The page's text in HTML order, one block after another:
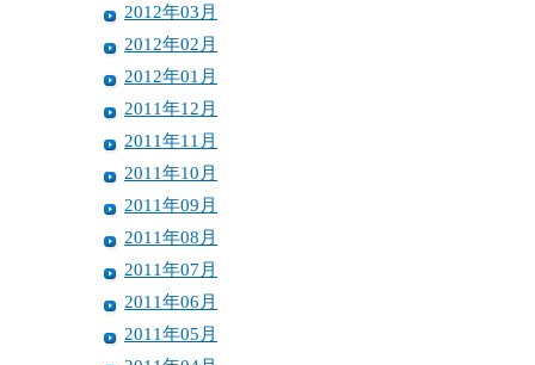
2012年03月
2012年02月
2012年01月
2011年12月
2011年11月
2011年10月
2011年09月
2011年08月
2011年07月
2011年06月
2011年05月